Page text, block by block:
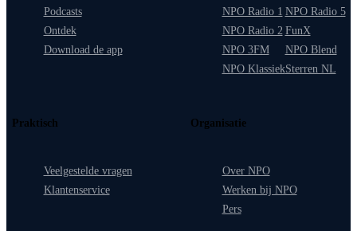
Podcasts
Ontdek
Download de app
NPO Radio 1
NPO Radio 2
NPO 3FM
NPO Klassiek
NPO Radio 5
FunX
NPO Blend
Sterren NL
Praktisch
Veelgestelde vragen
Klantenservice
Organisatie
Over NPO
Werken bij NPO
Pers